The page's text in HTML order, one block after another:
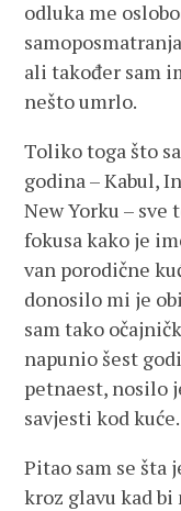
odluka me
ali također sam
nešto umrlo.
Toliko toga što
godina – Kabul,
New Yorku – sve
fokusa kako je
van porodične
donosilo mi je
sam tako
napunio šest
petnaest, nosilo
savjesti kod kuće.
Pitao sam se
kroz glavu kad